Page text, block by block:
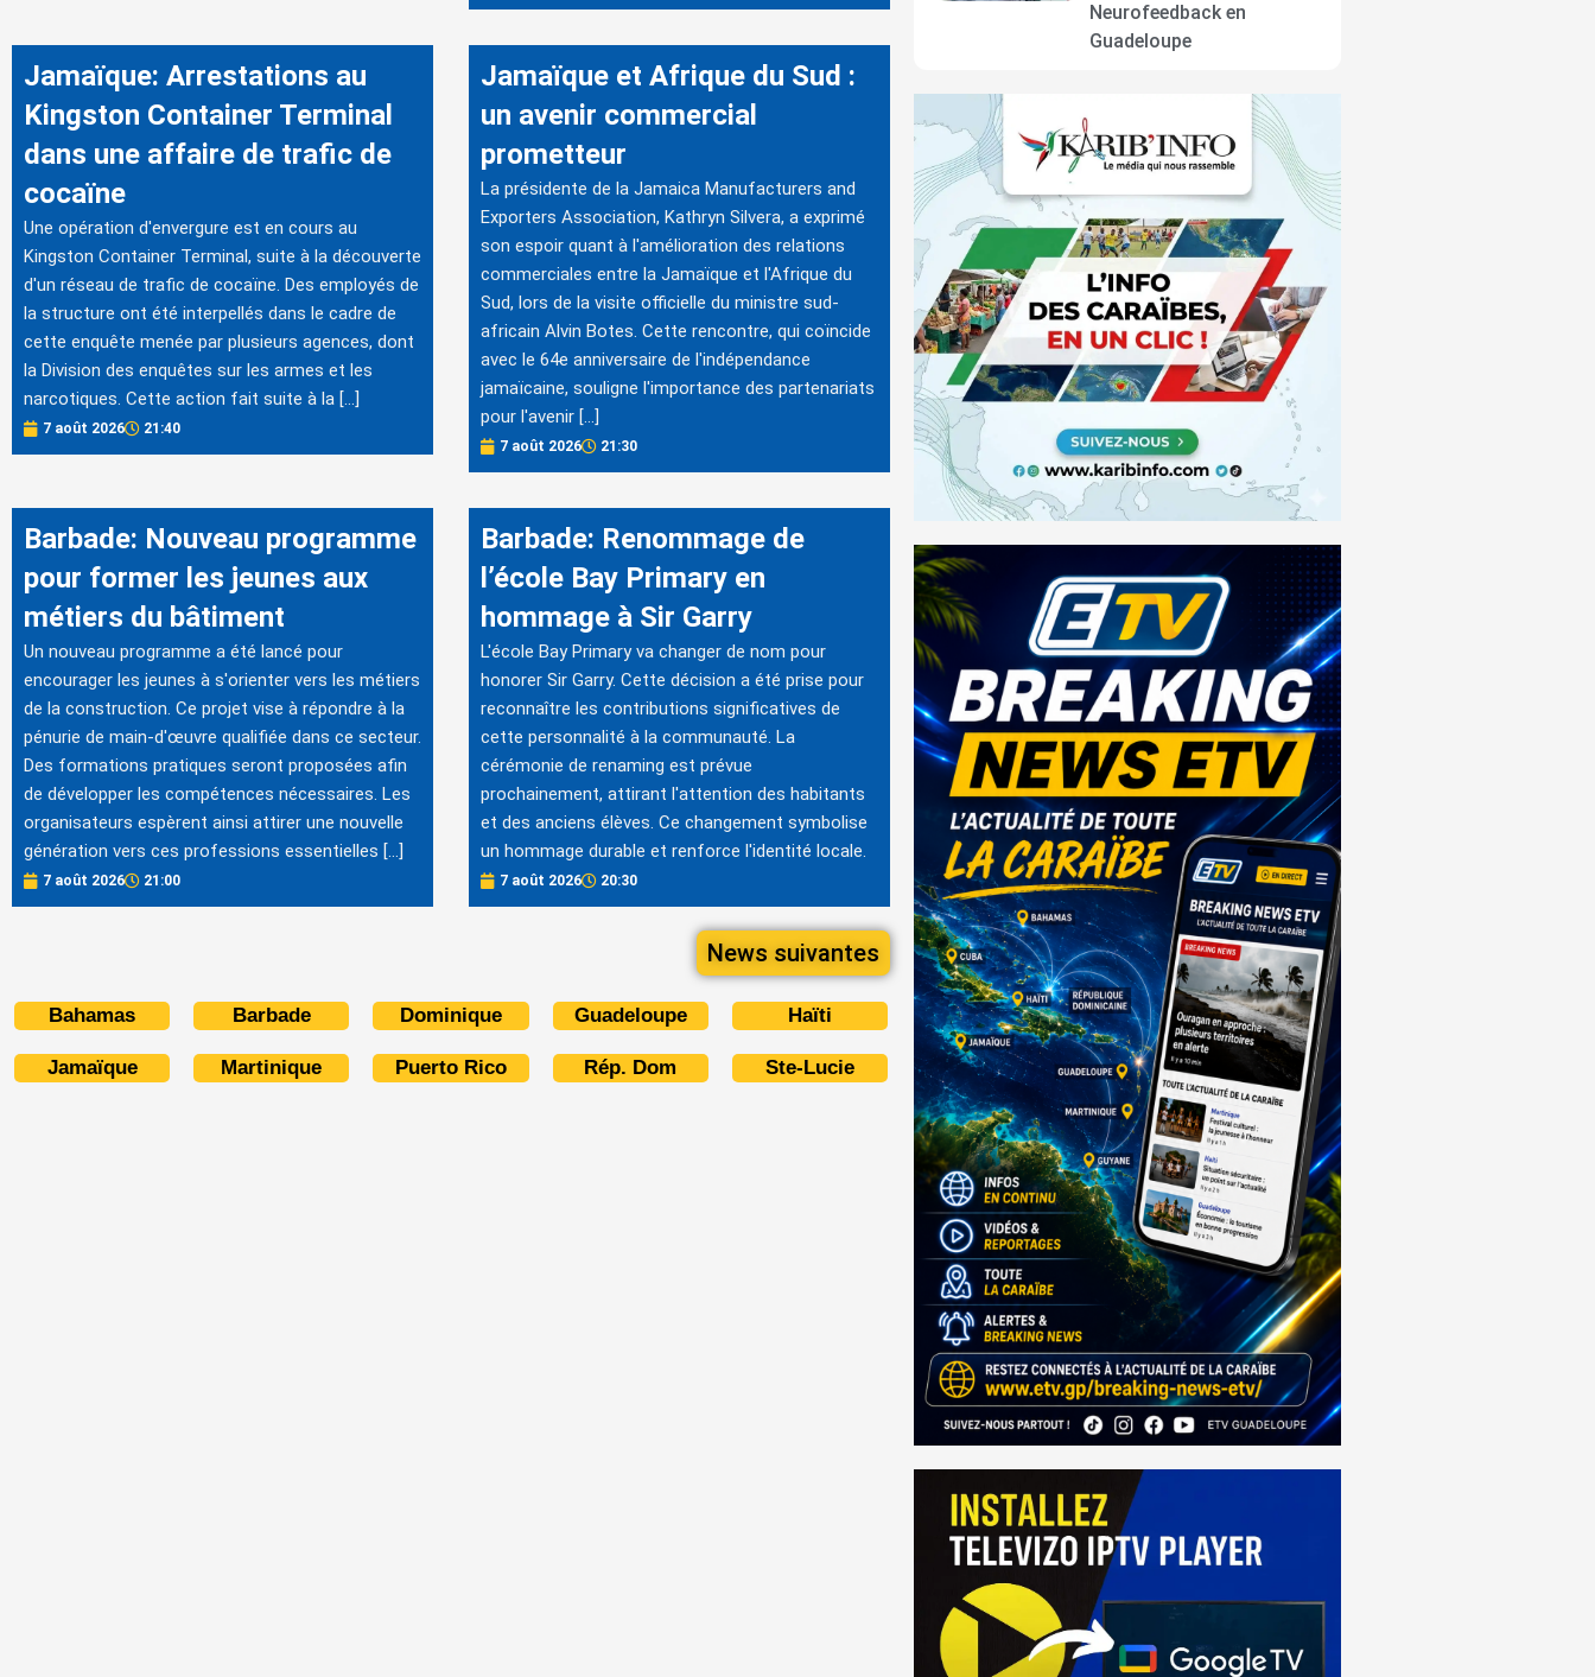
Jamaïque: Arrestations au
Kingston Container Terminal
dans une affaire de trafic de
cocaïne
Une opération d'envergure est en cours au
Kingston Container Terminal, suite à la découverte
d'un réseau de trafic de cocaïne. Des employés de
la structure ont été interpellés dans le cadre de
cette enquête menée par plusieurs agences, dont
la Division des enquêtes sur les armes et les
narcotiques. Cette action fait suite à la […]
7 août 2026 21:40
Jamaïque et Afrique du Sud :
un avenir commercial
prometteur
La présidente de la Jamaica Manufacturers and
Exporters Association, Kathryn Silvera, a exprimé
son espoir quant à l'amélioration des relations
commerciales entre la Jamaïque et l'Afrique du
Sud, lors de la visite officielle du ministre sud-
africain Alvin Botes. Cette rencontre, qui coïncide
avec le 64e anniversaire de l'indépendance
jamaïcaine, souligne l'importance des partenariats
pour l'avenir […]
7 août 2026 21:30
Barbade: Nouveau programme
pour former les jeunes aux
métiers du bâtiment
Un nouveau programme a été lancé pour
encourager les jeunes à s'orienter vers les métiers
de la construction. Ce projet vise à répondre à la
pénurie de main-d'œuvre qualifiée dans ce secteur.
Des formations pratiques seront proposées afin
de développer les compétences nécessaires. Les
organisateurs espèrent ainsi attirer une nouvelle
génération vers ces professions essentielles […]
7 août 2026 21:00
Barbade: Renommage de
l’école Bay Primary en
hommage à Sir Garry
L'école Bay Primary va changer de nom pour
honorer Sir Garry. Cette décision a été prise pour
reconnaître les contributions significatives de
cette personnalité à la communauté. La
cérémonie de renaming est prévue
prochainement, attirant l'attention des habitants
et des anciens élèves. Ce changement symbolise
un hommage durable et renforce l'identité locale.
7 août 2026 20:30
News suivantes
Bahamas Barbade Dominique Guadeloupe Haïti
Jamaïque Martinique Puerto Rico Rép. Dom Ste-Lucie
Neurofeedback en
Guadeloupe